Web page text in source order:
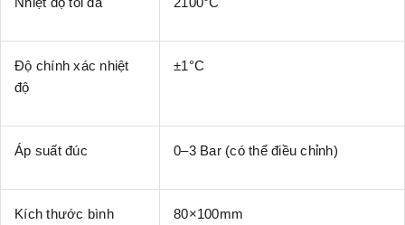
Độ chính xác nhiệt
độ
±1°C
Áp suất đúc 0–3 Bar (có thể điều chỉnh)
Kích thước bình
80×100mm